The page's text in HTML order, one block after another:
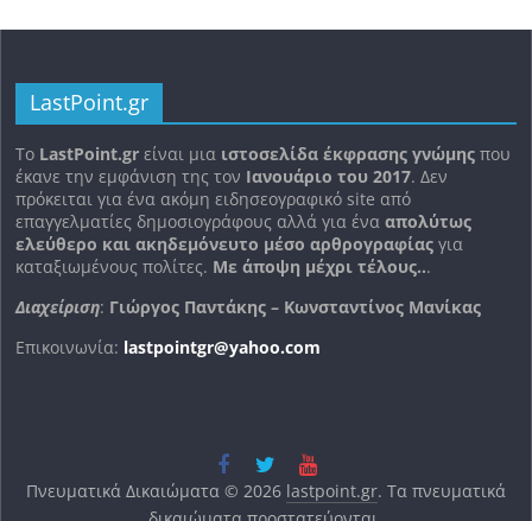
LastPoint.gr
To LastPoint.gr είναι μια ιστοσελίδα έκφρασης γνώμης που
έκανε την εμφάνιση της τον Ιανουάριο του 2017. Δεν
πρόκειται για ένα ακόμη ειδησεογραφικό site από
επαγγελματίες δημοσιογράφους αλλά για ένααπολύτως
ελεύθερο και ακηδεμόνευτο μέσο αρθρογραφίας για
καταξιωμένους πολίτες. Με άποψη μέχρι τέλους...
Διαχείριση: Γιώργος Παντάκης – Κωνσταντίνος Μανίκας
Επικοινωνία: lastpointgr@yahoo.com
Πνευματικά Δικαιώματα © 2026 lastpoint.gr. Τα πνευματικά